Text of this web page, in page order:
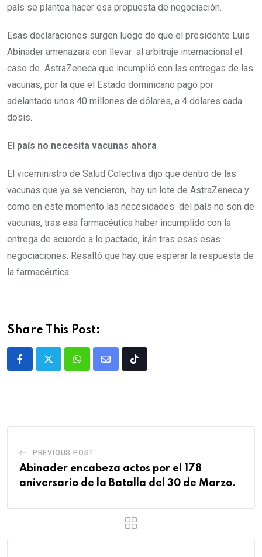
país se plantea hacer esa propuesta de negociación.
Esas declaraciones surgen luego de que el presidente Luis
Abinader amenazara con llevar al arbitraje internacional el
caso de AstraZeneca que incumplió con las entregas de las
vacunas, por la que el Estado dominicano pagó por
adelantado unos 40 millones de dólares, a 4 dólares cada
dosis.
El país no necesita vacunas ahora
El viceministro de Salud Colectiva dijo que dentro de las
vacunas que ya se vencieron, hay un lote de AstraZeneca y
como en este momento las necesidades del país no son de
vacunas, tras esa farmacéutica haber incumplido con la
entrega de acuerdo a lo pactado, irán tras esas esas
negociaciones. Resaltó que hay que esperar la respuesta de
la farmacéutica.
Share This Post:
PREVIOUS POST
Abinader encabeza actos por el 178
aniversario de la Batalla del 30 de Marzo.